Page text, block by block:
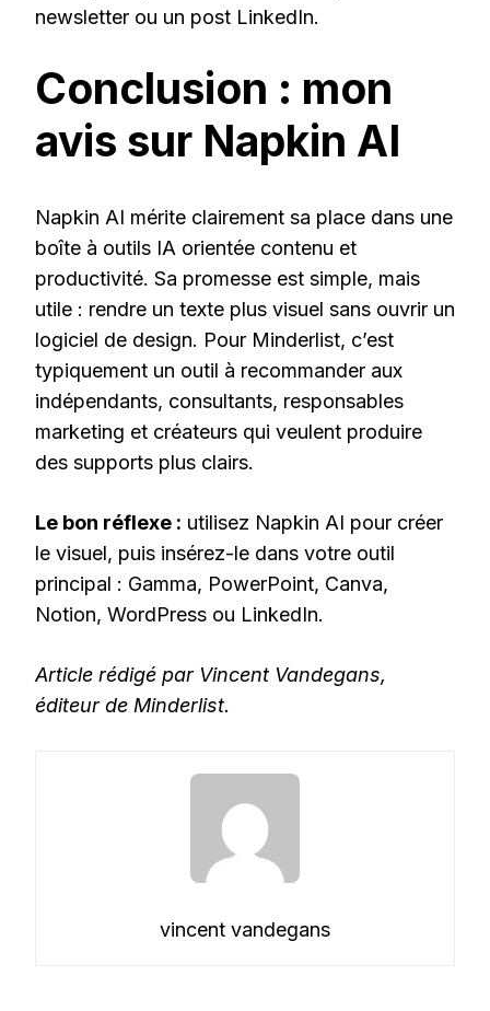
newsletter ou un post LinkedIn.
Conclusion : mon
avis sur Napkin AI
Napkin AI mérite clairement sa place dans une
boîte à outils IA orientée contenu et
productivité. Sa promesse est simple, mais
utile : rendre un texte plus visuel sans ouvrir un
logiciel de design. Pour Minderlist, c’est
typiquement un outil à recommander aux
indépendants, consultants, responsables
marketing et créateurs qui veulent produire
des supports plus clairs.
Le bon réflexe : utilisez Napkin AI pour créer
le visuel, puis insérez-le dans votre outil
principal : Gamma, PowerPoint, Canva,
Notion, WordPress ou LinkedIn.
Article rédigé par Vincent Vandegans,
éditeur de Minderlist.
vincent vandegans